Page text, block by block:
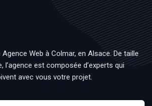
Web à Colmar, en Alsace. De taille
l’agence est composée d’experts qui
avec vous votre projet.